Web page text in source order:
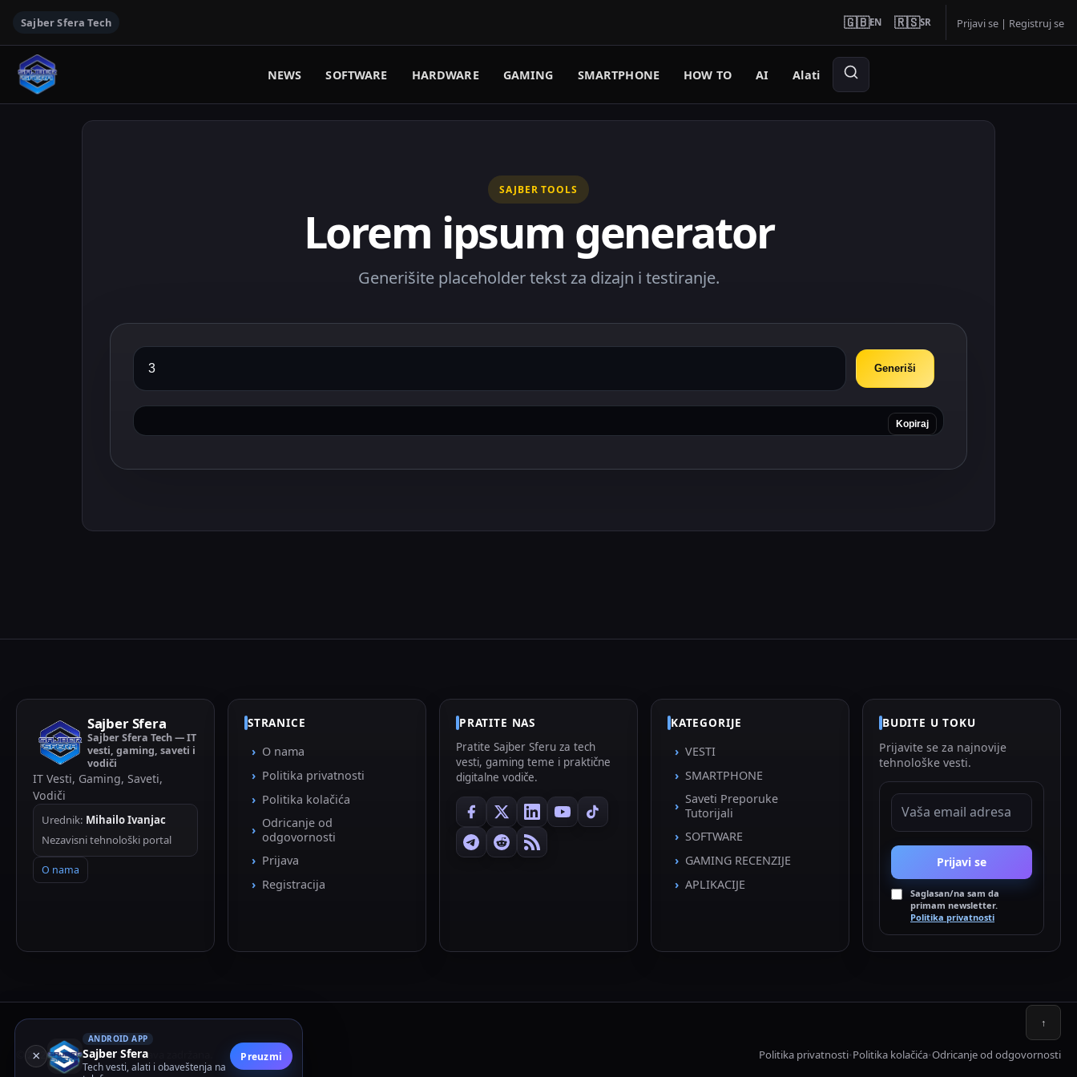
Sajber Sfera Tech 🇬🇧EN 🇷🇸SR Prijavi se | Registruj se
NEWS SOFTWARE HARDWARE GAMING SMARTPHONE HOW TO AI Alati
SAJBER TOOLS
Lorem ipsum generator
Generišite placeholder tekst za dizajn i testiranje.
Generiši
Kopiraj
Sajber Sfera
Sajber Sfera Tech — IT
vesti, gaming, saveti i
vodiči
IT Vesti, Gaming, Saveti,
Vodiči
Urednik: Mihailo Ivanjac
Nezavisni tehnološki portal
O nama
STRANICE
O nama
Politika privatnosti
Politika kolačića
Odricanje od
odgovornosti
Prijava
Registracija
PRATITE NAS
Pratite Sajber Sferu za tech
vesti, gaming teme i praktične
digitalne vodiče.
KATEGORIJE
VESTI
SMARTPHONE
Saveti Preporuke
Tutorijali
SOFTWARE
GAMING RECENZIJE
APLIKACIJE
BUDITE U TOKU
Prijavite se za najnovije
tehnološke vesti.
EMAIL ADRESA
Prijavi se
Saglasan/na sam da
primam newsletter.
Politika privatnosti
© 2026 Sajber Sfera. Sva prava zadržana. Politika privatnosti•Politika kolačića•Odricanje od odgovornosti
×
ANDROID APP
Sajber Sfera
Tech vesti, alati i obaveštenja na
Preuzmi
↑